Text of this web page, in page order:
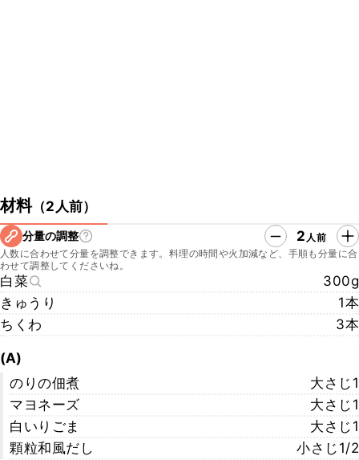
材料（2人前）
分量の調整 2 人前
人数に合わせて分量を調整できます。料理の時間や火加減など、手順も分量に合
わせて調整してくださいね。
白菜
300g
きゅうり
1本
ちくわ
3本
(A)
のりの佃煮
大さじ1
マヨネーズ
大さじ1
白いりごま
大さじ1
顆粒和風だし
小さじ1/2